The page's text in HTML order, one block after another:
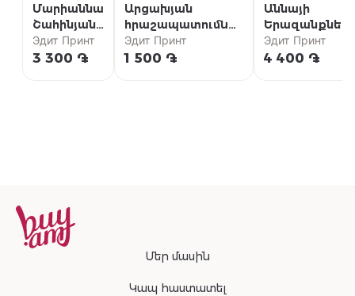
Մարիաննա
Շահինյան /
Բա ամոթ
չի՞
Эдит Принт
3 300 ֏
Արցախյան
հրաշապատումներ
/ Մաս Ա (Արցախի
թեմի
Эдит Принт
1 500 ֏
Աննայի
Երազանքների
տունը {5} /
«Աննան
Эдит Принт
4 400 ֏
Մեր մասին
Կապ հաստատել